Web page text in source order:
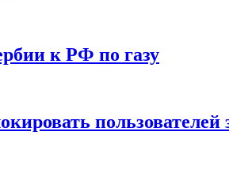
к РФ по газу